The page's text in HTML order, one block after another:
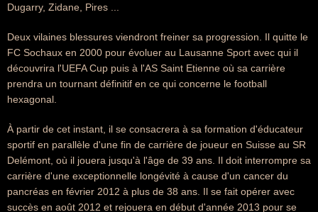
Dugarry, Zidane, Pires ...
Deux vilaines blessures viendront freiner sa progression. Il quitte le
FC Sochaux en 2000 pour évoluer au Lausanne Sport avec qui il
découvrira l'UEFA Cup puis à l'AS Saint Etienne où sa carrière
prendra un tournant définitif en ce qui concerne le football
hexagonal.
À partir de cet instant, il se consacrera à sa formation d'éducateur
sportif en parallèle d'une fin de carrière de joueur en Suisse au SR
Delémont, où il jouera jusqu'à l'âge de 39 ans. Il doit interrompre sa
carrière d'une exceptionnelle longévité à cause d'un cancer du
pancréas en février 2012 à plus de 38 ans. Il se fait opérer avec
succès en août 2012 et rejouera en début d'année 2013 pour se